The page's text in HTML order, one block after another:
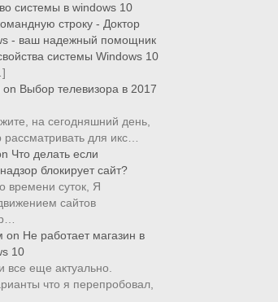
системы в windows 10
строку - Доктор
- ваш надежный помощник
системы Windows 10
on Выбор телевизора в 2017
на сегодняшний день,
рассматривать для икс…
Что делать если
блокирует сайт?
времени суток, Я
сайтов
on Не работает магазин в
10
все еще актуально.
что я перепробовал,